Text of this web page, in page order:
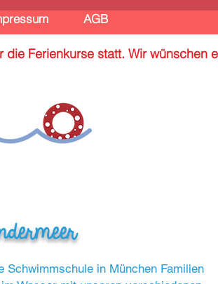
AGB
Ferienkurse statt. Wir wünschen
in München Familien